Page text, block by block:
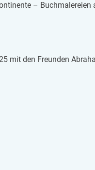
– Buch­ma­le­rei­en
mit den Freun­den